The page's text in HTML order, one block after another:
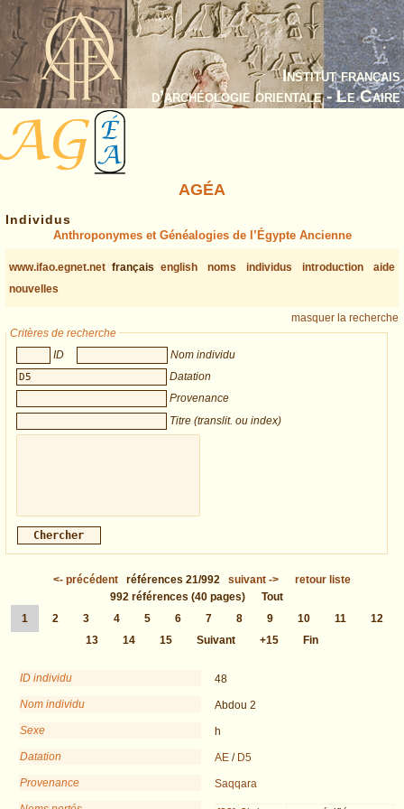
Institut français
d’archéologie orientale - Le Caire
AGÉA
Individus
Anthroponymes et Généalogies de l’Égypte Ancienne
www.ifao.egnet.net français english noms individus introduction
aide
nouvelles
masquer la recherche
Critères de recherche
ID
Nom individu
Datation
Provenance
Titre (translit. ou index)
<- précédent références 21/992 suivant ->
retour liste
992 références (40 pages)
Tout
1
2 3 4 5 6 7 8 9 10 11
12
13
14 15 Suivant +15 Fin
ID individu
48
Nom individu
Abdou 2
Sexe
h
Datation
AE / D5
Provenance
Saqqara